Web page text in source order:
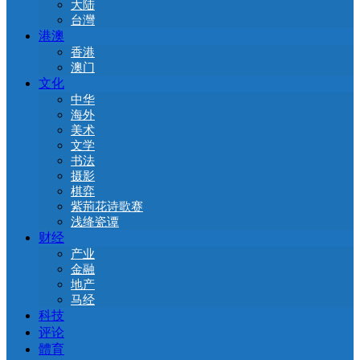
大陆
台灣
港澳
香港
澳门
文化
中华
海外
美术
文学
书法
摄影
棋弈
紫荊花诗歌赛
浅绛瓷谭
财经
产业
金融
地产
马经
科技
评论
體育